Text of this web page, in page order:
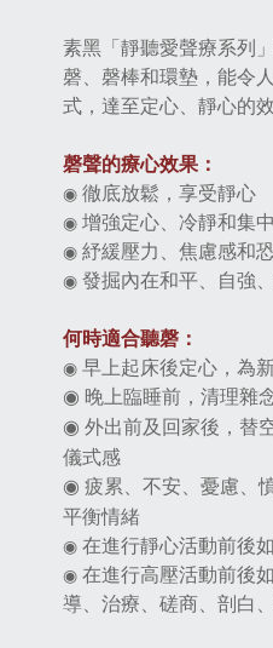
素黑「靜聽愛聲療系列
磬、磬棒和環墊，能令
式，達至定心、靜心的效
磬聲的療心效果：
◉ 徹底放鬆，享受靜心
◉ 增強定心、冷靜和集
◉ 紓緩壓力、焦慮感和
◉ 發掘內在和平、自強
何時適合聽磬：
◉ 早上起床後定心，為
◉ 晚上臨睡前，清理雜
◉ 外出前及回家後，替
儀式感
◉ 疲累、不安、憂慮、
平衡情緒
◉ 在進行靜心活動前後
◉ 在進行高壓活動前後
導、治療、磋商、剖白